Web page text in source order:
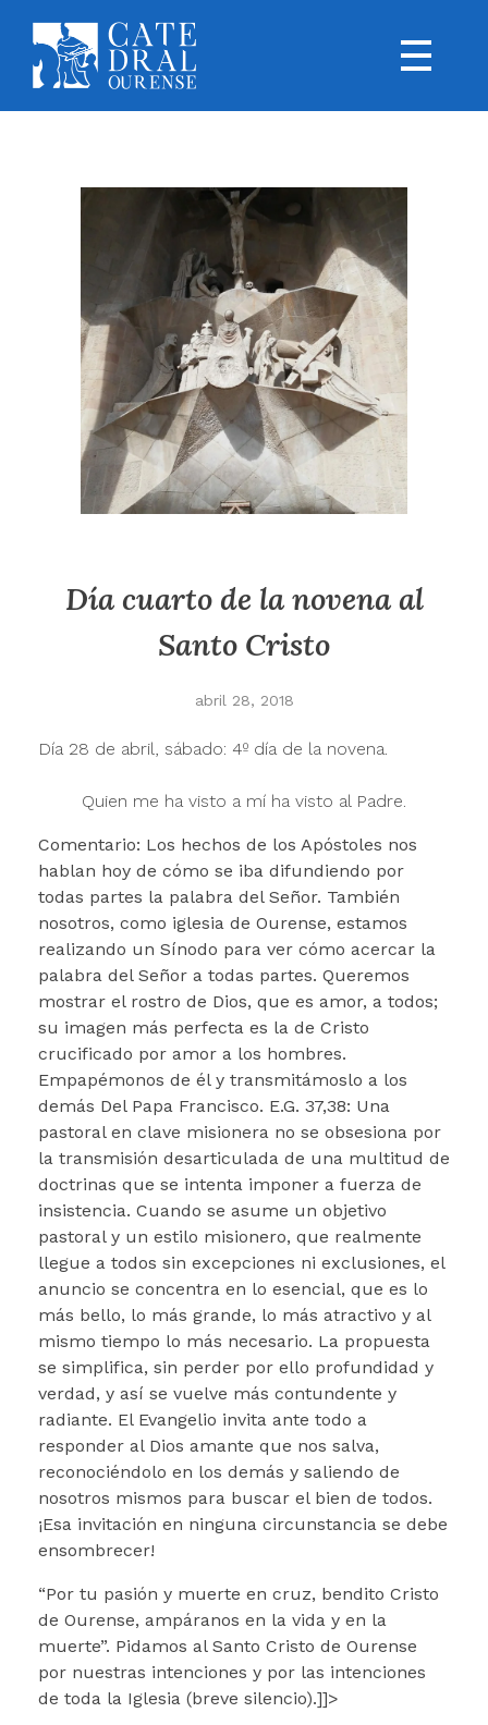
Día cuarto de la novena al
Santo Cristo
abril 28, 2018
Día 28 de abril, sábado: 4º día de la novena.
Quien me ha visto a mí ha visto al Padre.
Comentario: Los hechos de los Apóstoles nos
hablan hoy de cómo se iba difundiendo por
todas partes la palabra del Señor. También
nosotros, como iglesia de Ourense, estamos
realizando un Sínodo para ver cómo acercar la
palabra del Señor a todas partes. Queremos
mostrar el rostro de Dios, que es amor, a todos;
su imagen más perfecta es la de Cristo
crucificado por amor a los hombres.
Empapémonos de él y transmitámoslo a los
demás Del Papa Francisco. E.G. 37,38: Una
pastoral en clave misionera no se obsesiona por
la transmisión desarticulada de una multitud de
doctrinas que se intenta imponer a fuerza de
insistencia. Cuando se asume un objetivo
pastoral y un estilo misionero, que realmente
llegue a todos sin excepciones ni exclusiones, el
anuncio se concentra en lo esencial, que es lo
más bello, lo más grande, lo más atractivo y al
mismo tiempo lo más necesario. La propuesta
se simplifica, sin perder por ello profundidad y
verdad, y así se vuelve más contundente y
radiante. El Evangelio invita ante todo a
responder al Dios amante que nos salva,
reconociéndolo en los demás y saliendo de
nosotros mismos para buscar el bien de todos.
¡Esa invitación en ninguna circunstancia se debe
ensombrecer!
“Por tu pasión y muerte en cruz, bendito Cristo
de Ourense, ampáranos en la vida y en la
muerte”. Pidamos al Santo Cristo de Ourense
por nuestras intenciones y por las intenciones
de toda la Iglesia (breve silencio).]]>